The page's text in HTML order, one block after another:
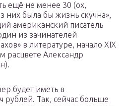
ещё не менее 30 (ох,
них была бы жизнь скучна»,
американский писатель
из зачинателей
в литературе, начало XIX
расцвете Александр
будет иметь в
рублей. Так, сейчас больше